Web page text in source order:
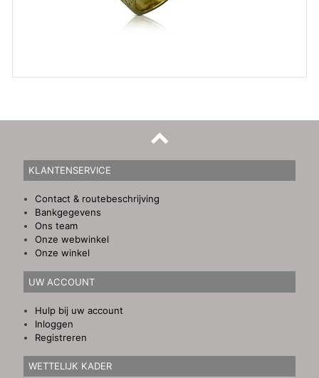
KLANTENSERVICE
Contact & routebeschrijving
Bankgegevens
Ons team
Onze webwinkel
Onze winkel
UW ACCOUNT
Hulp bij uw account
Inloggen
Registreren
WETTELIJK KADER